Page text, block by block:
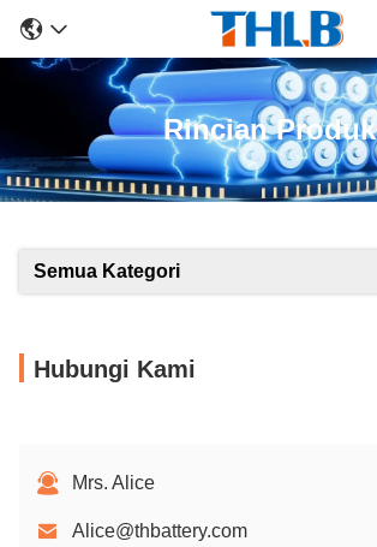
Rincian Produk
Semua Kategori
Hubungi Kami
Mrs. Alice
Alice@thbattery.com